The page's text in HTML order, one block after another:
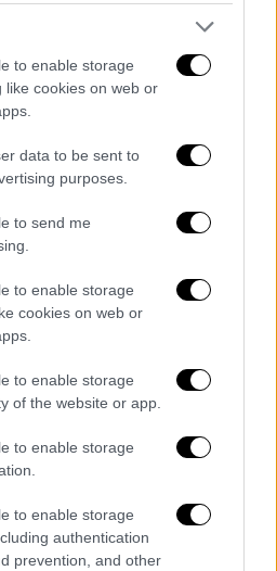
to enable storage
like cookies on web or
data to be sent to
purposes.
to send me
to enable storage
cookies on web or
to enable storage
of the website or app.
to enable storage
to enable storage
authentication
prevention, and other
Γιατί νιώθεις
και δεν αξίζεις
ότι δεν σου αξίζει η